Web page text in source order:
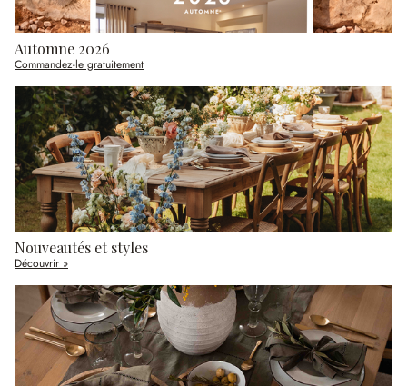
Automne 2026
Commandez-le gratuitement
Nouveautés et styles
Découvrir »